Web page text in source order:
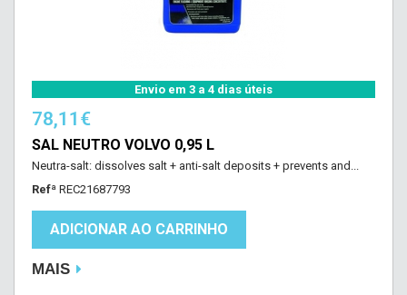
Envio em 3 a 4 dias úteis
78,11€
SAL NEUTRO VOLVO 0,95 L
Neutra-salt: dissolves salt + anti-salt deposits + prevents and...
Refª REC21687793
ADICIONAR AO CARRINHO
MAIS